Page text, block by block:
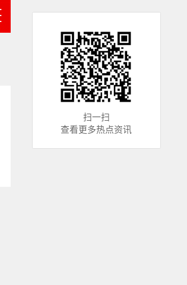
扫一扫
查看更多热点资讯